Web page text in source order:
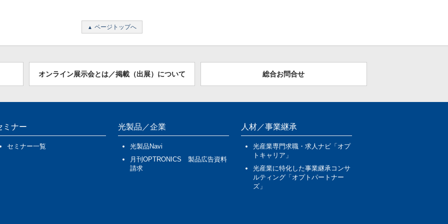
ページトップへ
オンライン展示会とは／掲載（出展）について 総合お問合せ